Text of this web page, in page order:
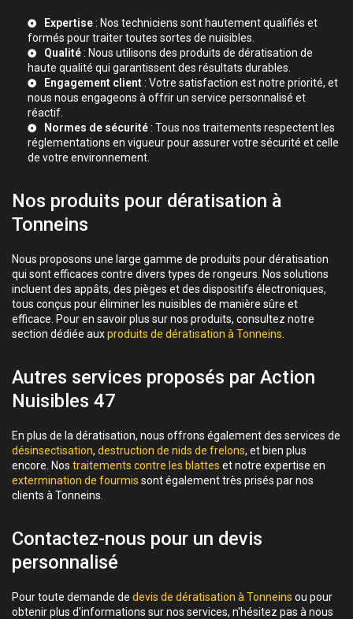
Expertise: Nos techniciens sont hautement qualifiés et
formés pour traiter toutes sortes de nuisibles.
Qualité: Nous utilisons des produits de dératisation de
haute qualité qui garantissent des résultats durables.
Engagement client: Votre satisfaction est notre priorité, et
nous nous engageons à offrir un service personnalisé et
réactif.
Normes de sécurité: Tous nos traitements respectent les
réglementations en vigueur pour assurer votre sécurité et celle
de votre environnement.
Nos produits pour dératisation à
Tonneins
Nous proposons une large gamme de produits pour dératisation
qui sont efficaces contre divers types de rongeurs. Nos solutions
incluent des appâts, des pièges et des dispositifs électroniques,
tous conçus pour éliminer les nuisibles de manière sûre et
efficace. Pour en savoir plus sur nos produits, consultez notre
section dédiée auxproduits de dératisation à Tonneins
Autres services proposés par Action
Nuisibles 47
En plus de la dératisation, nous offrons également des services de
désinsectisation, destruction de nids de frelons, et bien plus
encore. Nos traitements contre les blattes et notre expertise en
extermination de fourmis sont également très prisés par nos
clients à Tonneins.
Contactez-nous pour un devis
personnalisé
Pour toute demande de devis de dératisation à Tonneins ou pour
obtenir plus d'informations sur nos services, n'hésitez pas à nous